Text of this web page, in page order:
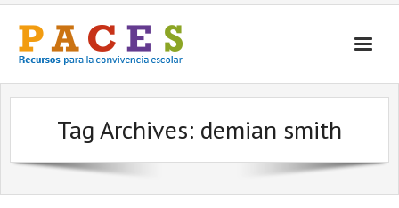
Inicio
¿Qué es PACES Recursos?
Por Temática
Tag Archives: demian smith